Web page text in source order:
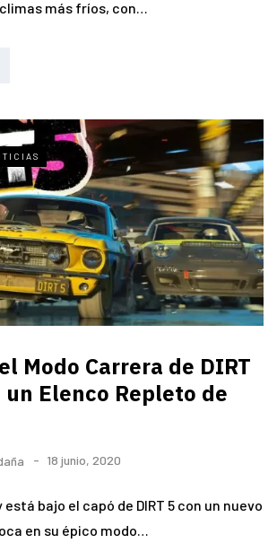
más fríos, con…
Modo Carrera de DIRT
Elenco Repleto de
18 junio, 2020
bajo el capó de DIRT 5 con un nuevo
en su épico modo…